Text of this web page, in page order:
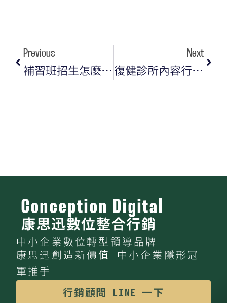
Previous
補習班招生怎麼做？用口碑行銷＋在地SEO穩定搶佔家長信任！
Next
復健診所內容行銷與數位行銷全攻略：用對方法，讓在地曝光與病患信任同步提升！
Conception Digital
康思迅數位整合行銷
中小企業數位轉型領導品牌
康思迅創造新價值 中小企業隱形冠
軍推手
行銷顧問 LINE 一下